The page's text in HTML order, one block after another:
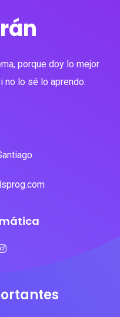
porque doy lo mejor
no lo sé lo aprendo.